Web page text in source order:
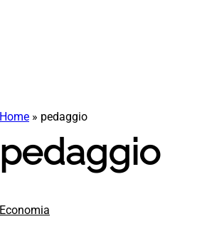
Home » pedaggio
pedaggio
Economia